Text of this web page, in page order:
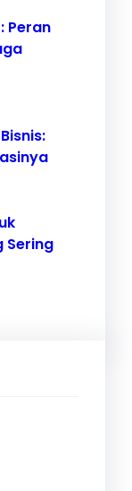
Peran
Sering